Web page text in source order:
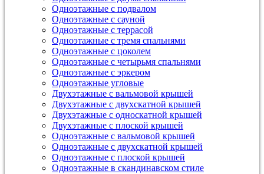
Одноэтажные с подвалом
Одноэтажные с сауной
Одноэтажные с террасой
Одноэтажные с тремя спальнями
Одноэтажные с цоколем
Одноэтажные с четырьмя спальнями
Одноэтажные с эркером
Одноэтажные угловые
Двухэтажные с вальмовой крышей
Двухэтажные с двухскатной крышей
Двухэтажные с односкатной крышей
Двухэтажные с плоской крышей
Одноэтажные с вальмовой крышей
Одноэтажные с двухскатной крышей
Одноэтажные с плоской крышей
Одноэтажные в скандинавском стиле